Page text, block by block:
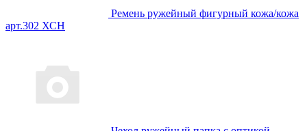
Ремень ружейный фигурный кожа/кожа
арт.302 ХСН